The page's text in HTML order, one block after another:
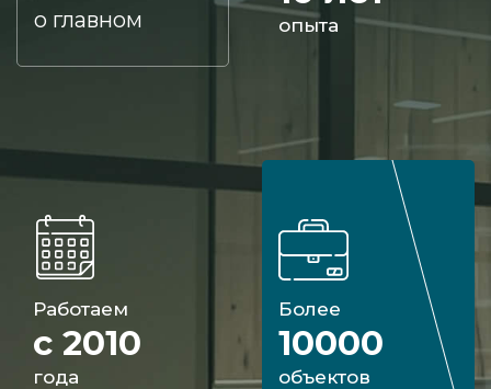
о главном опыта
Работаем
с 2010
года
Более
10000
объектов